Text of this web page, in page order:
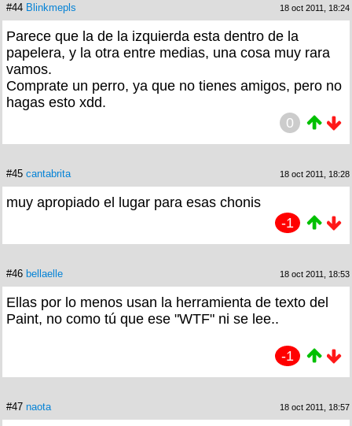
#44 Blinkmepls 18 oct 2011, 18:24
Parece que la de la izquierda esta dentro de la
papelera, y la otra entre medias, una cosa muy rara
vamos.
Comprate un perro, ya que no tienes amigos, pero no
hagas esto xdd.
0
#45 cantabrita 18 oct 2011, 18:28
muy apropiado el lugar para esas chonis
-1
#46 bellaelle 18 oct 2011, 18:53
Ellas por lo menos usan la herramienta de texto del
Paint, no como tú que ese "WTF" ni se lee..
-1
#47 naota 18 oct 2011, 18:57